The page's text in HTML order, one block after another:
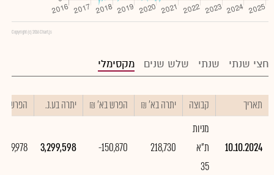
Copyright (c) 2016 Chart.js
חצי שנתי שנתי שלש שנים מקסימלי
תאריך קבוצה יתרה בא' ₪ הפרש בא' ₪ יתרה בע.נ. הפרש
10.10.2024
מניות
ת"א
35
218,730
-150,870
3,299,598